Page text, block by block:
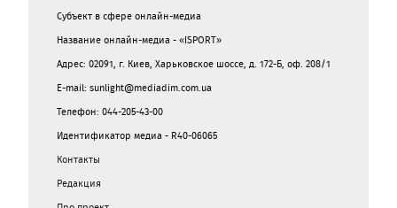
Субъект в сфере онлайн-медиа
Название онлайн-медиа - «ISPORT»
Адрес: 02091, г. Киев, Харьковское шоссе, д. 172-Б, оф. 208/1
E-mail: sunlight@mediadim.com.ua
Телефон: 044-205-43-00
Идентификатор медиа - R40-06065
Контакты
Редакция